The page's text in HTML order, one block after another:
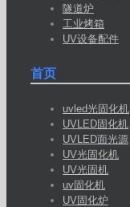
隧道炉
工业烤箱
UV设备配件
首页
uvled光固化机
UVLED固化机
UVLED面光源
UV光固化机
UV光固机
uv固化机
UV固化炉